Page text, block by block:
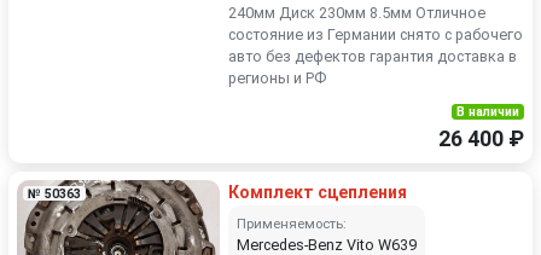
240мм Диск 230мм 8.5мм Отличное
состояние из Германии снято с рабочего
авто без дефектов гарантия доставка в
регионы и РФ
В наличии
26 400 ₽
№ 50363 Комплект сцепления
Применяемость:
Mercedes-Benz Vito W639